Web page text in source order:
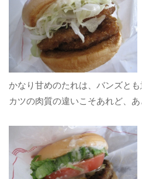
かなり甘めのたれは、バンズとも
カツの肉質の違いこそあれど、あ